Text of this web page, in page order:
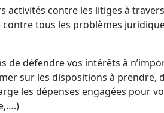
contre les litiges à
tous les problèmes
de défendre vos intérêts à
sur les dispositions à prendre,
les dépenses engagées pour